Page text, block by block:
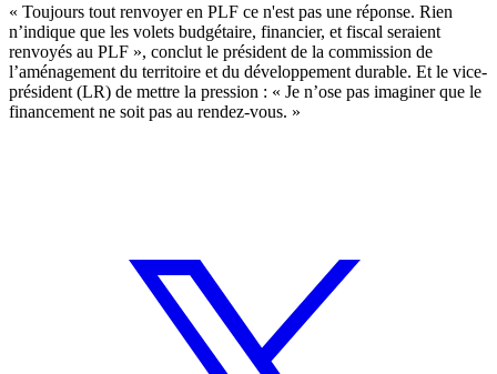
« Toujours tout renvoyer en PLF ce n'est pas une réponse. Rien
n’indique que les volets budgétaire, financier, et fiscal seraient
renvoyés au PLF », conclut le président de la commission de
l’aménagement du territoire et du développement durable. Et le vice-
président (LR) de mettre la pression : « Je n’ose pas imaginer que le
financement ne soit pas au rendez-vous. »